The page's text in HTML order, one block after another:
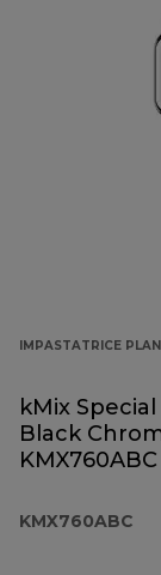
IMPASTATRICE
kMix
Black
KMX760ABC
KMX760ABC